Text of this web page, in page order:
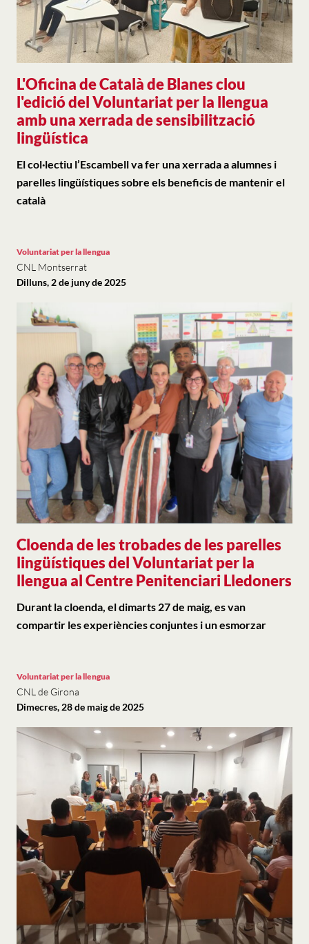
L'Oficina de Català de Blanes clou
l'edició del Voluntariat per la llengua
amb una xerrada de sensibilització
lingüística
El col·lectiu l’Escambell va fer una xerrada a alumnes i
parelles lingüístiques sobre els beneficis de mantenir el
català
Cloenda de les trobades de les parelles
lingüístiques del Voluntariat per la
llengua al Centre Penitenciari Lledoners
Voluntariat per la llengua
CNL Montserrat
Dilluns, 2 de juny de 2025
Durant la cloenda, el dimarts 27 de maig, es van
compartir les experiències conjuntes i un esmorzar
Voluntariat per la llengua
CNL de Girona
Dimecres, 28 de maig de 2025